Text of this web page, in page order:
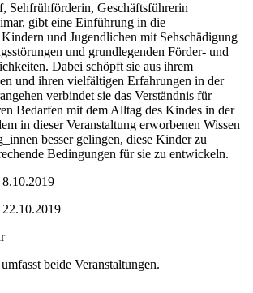
Sehfrühförderin, Geschäftsführerin
gibt eine Einführung in die
und Jugendlichen mit Sehschädigung
und grundlegenden Förder- und
Dabei schöpft sie aus ihrem
und ihren vielfältigen Erfahrungen in der
verbindet sie das Verständnis für
Bedarfen mit dem Alltag des Kindes in der
in dieser Veranstaltung erworbenen Wissen
besser gelingen, diese Kinder zu
Bedingungen für sie zu entwickeln.
beide Veranstaltungen.